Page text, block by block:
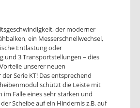
der moderner
ein Messerschnellwechsel,
Entlastung oder
und 3 Transportstellungen – dies
unserer neuen
Serie KT! Das entsprechend
schützt die Leiste mit
im Falle eines sehr starken und
Scheibe auf ein Hindernis z.B. auf